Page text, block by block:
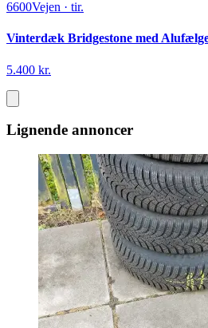
6600Vejen · tir.
Vinterdæk Bridgestone med
5.400 kr.
Lignende annoncer